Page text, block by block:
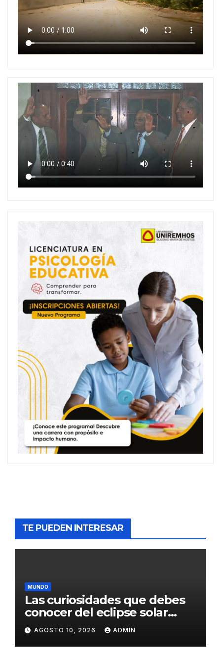
TE PUEDEN INTERESAR
MUNDO
Las curiosidades que debes
conocer del eclipse solar
total de este 12 de agosto
AGOSTO 10, 2026 ADMIN